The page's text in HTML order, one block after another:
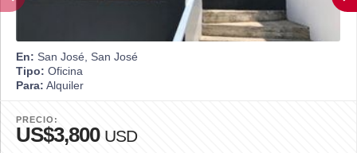
En: San José, San José
Tipo: Oficina
Para: Alquiler
PRECIO:
US$3,800 USD